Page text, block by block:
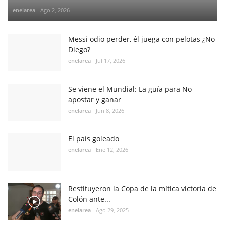
enelarea Ago 2, 2026
Messi odio perder, él juega con pelotas ¿No
Diego?
enelarea Jul 17, 2026
Se viene el Mundial: La guía para No
apostar y ganar
enelarea Jun 8, 2026
El país goleado
enelarea Ene 12, 2026
Restituyeron la Copa de la mítica victoria de
Colón ante...
enelarea Ago 29, 2025